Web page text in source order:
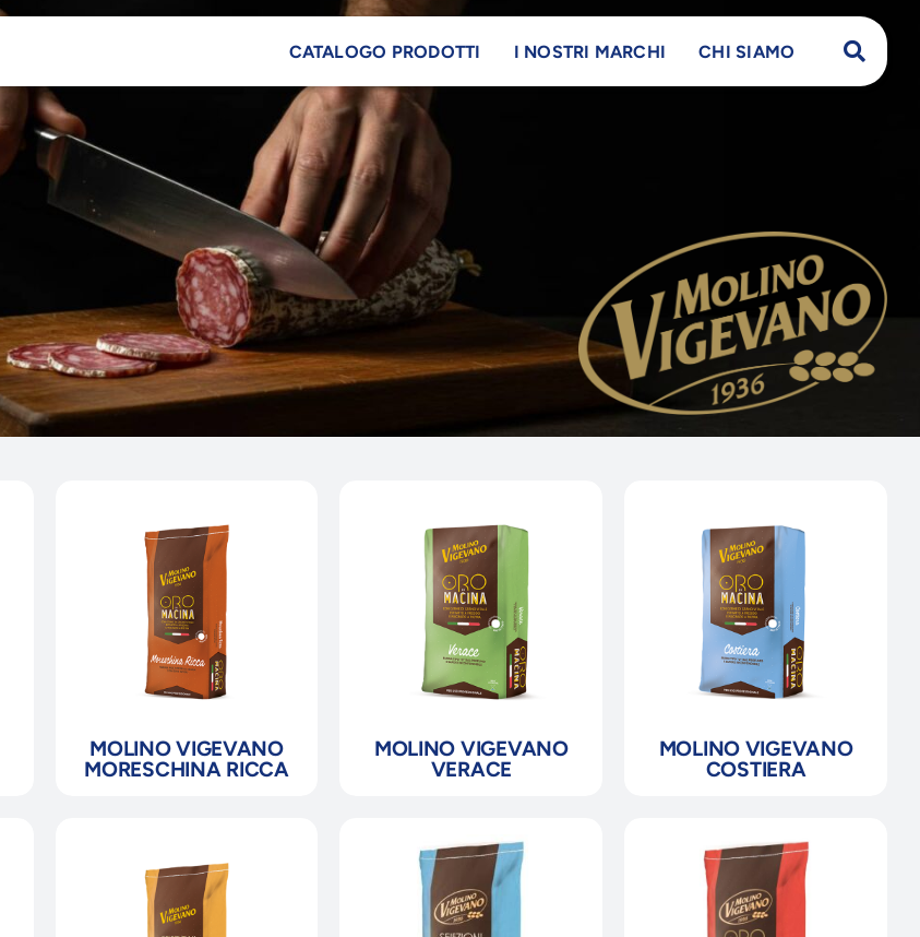
CATALOGO PRODOTTI I NOSTRI MARCHI CHI SIAMO
MOLINO VIGEVANO
MORESCHINA RICCA
MOLINO VIGEVANO
VERACE
MOLINO VIGEVANO
COSTIERA